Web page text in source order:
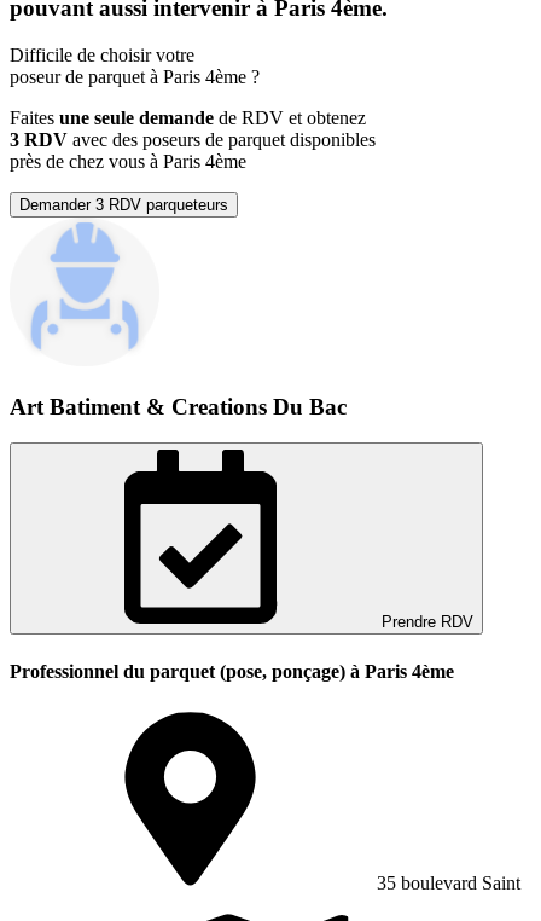
pouvant aussi intervenir à Paris 4ème.
Difficile de choisir votre
poseur de parquet à Paris 4ème ?
Faites une seule demande de RDV et obtenez
3 RDV avec des poseurs de parquet disponibles
près de chez vous à Paris 4ème
Demander 3 RDV parqueteurs
Art Batiment & Creations Du Bac
Prendre RDV
Professionnel du parquet (pose, ponçage) à Paris 4ème
35 boulevard Saint